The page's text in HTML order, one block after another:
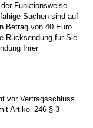
Funktionsweise
Sachen sind auf
Betrag von 40 Euro
Rücksendung für Sie
Ihrer
vor Vertragsschluss
Artikel 246 § 3